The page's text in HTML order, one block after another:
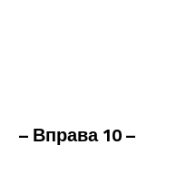
– Вправа 10 –